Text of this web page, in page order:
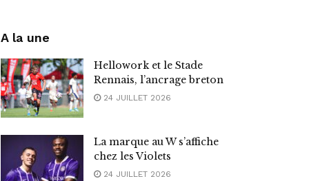
A la une
Hellowork et le Stade
Rennais, l’ancrage breton
24 JUILLET 2026
La marque au W s’affiche
chez les Violets
24 JUILLET 2026